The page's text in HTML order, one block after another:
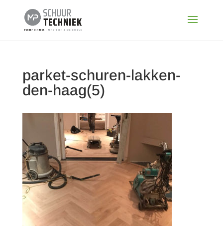
parket-schuren-lakken-
den-haag(5)